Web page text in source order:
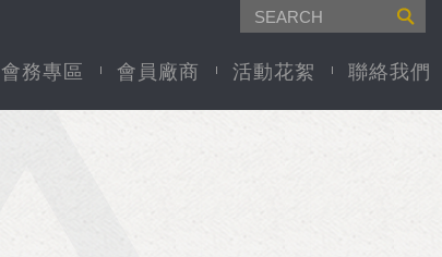
會務專區 會員廠商 活動花絮 聯絡我們